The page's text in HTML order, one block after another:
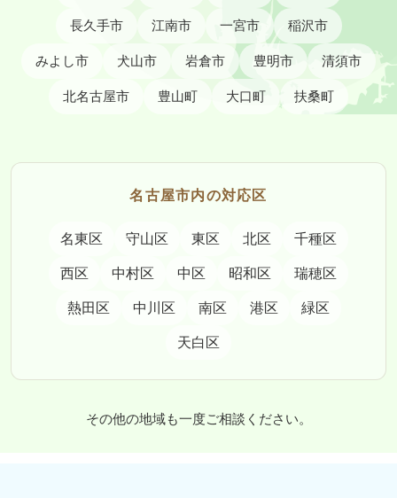
長久手市 江南市 一宮市 稲沢市
みよし市 犬山市 岩倉市 豊明市 清須市
北名古屋市 豊山町 大口町 扶桑町
名古屋市内の対応区
名東区 守山区 東区 北区 千種区
西区 中村区 中区 昭和区 瑞穂区
熱田区 中川区 南区 港区 緑区
天白区
その他の地域も一度ご相談ください。